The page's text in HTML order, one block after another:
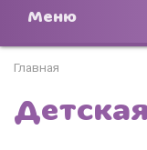
Меню
Главная